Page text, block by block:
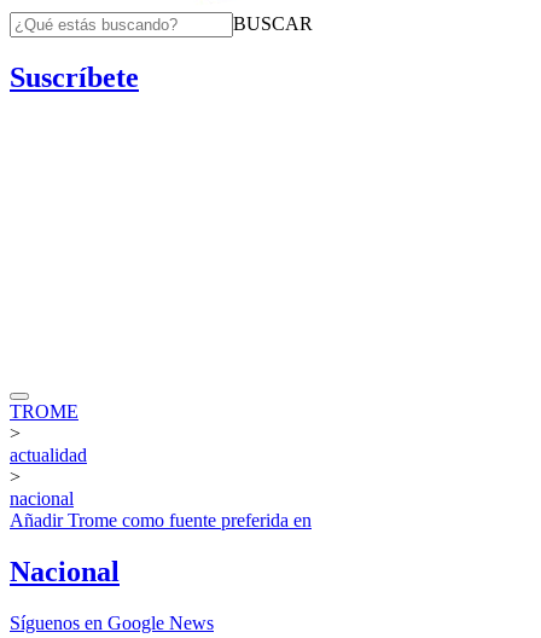
BUSCAR
Suscríbete
TROME
>
actualidad
>
nacional
AñadirTrome como fuente preferida en
Nacional
Síguenos en Google News